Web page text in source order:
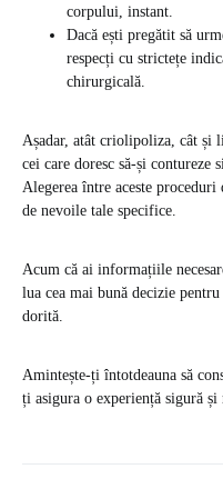
corpului, instant.
Dacă ești pregătit să
respecți cu strictețe
chirurgicală.
Așadar, atât criolipoliza, cât și
cei care doresc să-și contureze
Alegerea între aceste
de nevoile tale specifice.
Acum că ai informațiile
lua cea mai bună decizie
dorită.
Amintește-ți întotdeauna să
ți asigura o experiență sigură